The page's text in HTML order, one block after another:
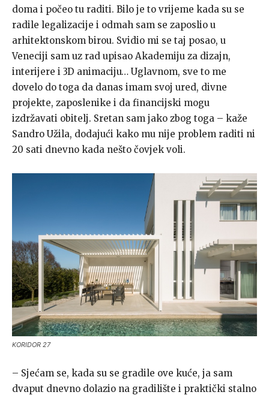
doma i počeo tu raditi. Bilo je to vrijeme kada su se
radile legalizacije i odmah sam se zaposlio u
arhitektonskom birou. Svidio mi se taj posao, u
Veneciji sam uz rad upisao Akademiju za dizajn,
interijere i 3D animaciju… Uglavnom, sve to me
dovelo do toga da danas imam svoj ured, divne
projekte, zaposlenike i da financijski mogu
izdržavati obitelj. Sretan sam jako zbog toga – kaže
Sandro Užila, dodajući kako mu nije problem raditi ni
20 sati dnevno kada nešto čovjek voli.
KORIDOR 27
– Sjećam se, kada su se gradile ove kuće, ja sam
dvaput dnevno dolazio na gradilište i praktički stalno